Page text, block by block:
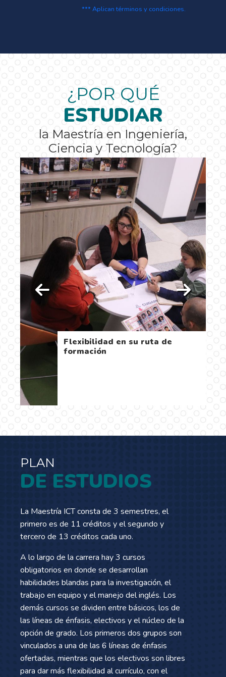
*** Aplican términos y condiciones.
¿POR QUÉ
ESTUDIAR
la Maestría en Ingeniería,
Ciencia y Tecnología?
Flexibilidad en su ruta de
formación
PLAN
DE ESTUDIOS
La Maestría ICT consta de 3 semestres, el
primero es de 11 créditos y el segundo y
tercero de 13 créditos cada uno.
A lo largo de la carrera hay 3 cursos
obligatorios en donde se desarrollan
habilidades blandas para la investigación, el
trabajo en equipo y el manejo del inglés. Los
demás cursos se dividen entre básicos, los de
las líneas de énfasis, electivos y el núcleo de la
opción de grado. Los primeros dos grupos son
vinculados a una de las 6 líneas de énfasis
ofertadas, mientras que los electivos son libres
para dar más flexibilidad al currículo, con el